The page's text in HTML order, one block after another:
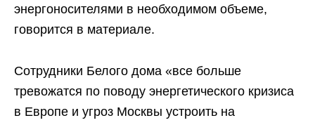
энергоносителями в необходимом объеме,
говорится в материале.
Сотрудники Белого дома «все больше
тревожатся по поводу энергетического кризиса
в Европе и угроз Москвы устроить на